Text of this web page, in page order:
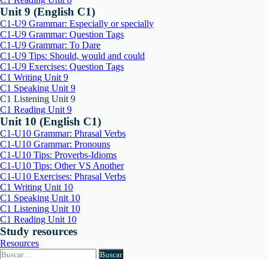
Unit 9 (English C1)
C1-U9 Grammar: Especially or specially
C1-U9 Grammar: Question Tags
C1-U9 Grammar: To Dare
C1-U9 Tips: Should, would and could
C1-U9 Exercises: Question Tags
C1 Writing Unit 9
C1 Speaking Unit 9
C1 Listening Unit 9
C1 Reading Unit 9
Unit 10 (English C1)
C1-U10 Grammar: Phrasal Verbs
C1-U10 Grammar: Pronouns
C1-U10 Tips: Proverbs-Idioms
C1-U10 Tips: Other VS Another
C1-U10 Exercises: Phrasal Verbs
C1 Writing Unit 10
C1 Speaking Unit 10
C1 Listening Unit 10
C1 Reading Unit 10
Study resources
Resources
Buscar: